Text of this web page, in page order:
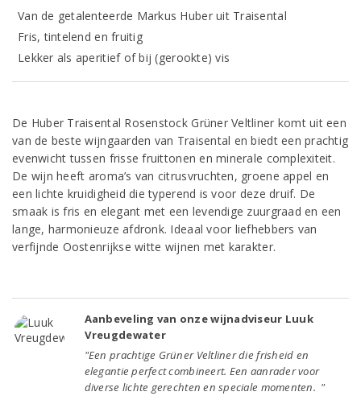
Van de getalenteerde Markus Huber uit Traisental
Fris, tintelend en fruitig
Lekker als aperitief of bij (gerookte) vis
De Huber Traisental Rosenstock Grüner Veltliner komt uit een
van de beste wijngaarden van Traisental en biedt een prachtig
evenwicht tussen frisse fruittonen en minerale complexiteit.
De wijn heeft aroma’s van citrusvruchten, groene appel en
een lichte kruidigheid die typerend is voor deze druif. De
smaak is fris en elegant met een levendige zuurgraad en een
lange, harmonieuze afdronk. Ideaal voor liefhebbers van
verfijnde Oostenrijkse witte wijnen met karakter.
Aanbeveling van onze wijnadviseur Luuk
Vreugdewater
"Een prachtige Grüner Veltliner die frisheid en
elegantie perfect combineert. Een aanrader voor
diverse lichte gerechten en speciale momenten. "